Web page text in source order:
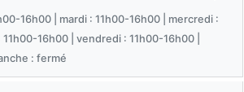
16h00 | mardi : 11h00-16h00 | mercredi :
16h00 | vendredi : 11h00-16h00 |
: fermé